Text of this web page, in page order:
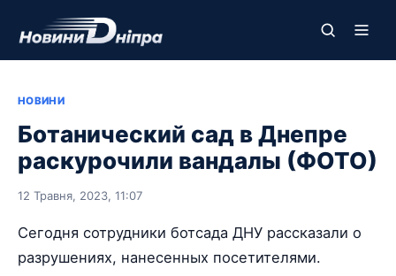
НОВИНИ
Ботанический сад в Днепре
раскурочили вандалы (ФОТО)
12 Травня, 2023, 11:07
Сегодня сотрудники ботсада ДНУ рассказали о
разрушениях, нанесенных посетителями.